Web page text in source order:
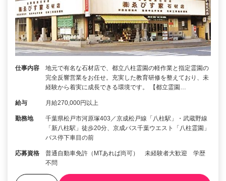
仕事内容
地元で有名な石材店で、都立八柱霊園の軽作業と指定霊園の
完全反響営業をお任せ。充実した教育研修を整えており、未
経験から着実に成長できる環境です。 【都立霊園…
給与 月給270,000円以上
勤務地
千葉県松戸市河原塚403／京成松戸線「八柱駅」・武蔵野線
「新八柱駅」徒歩20分、京成バス千葉ウエスト「八柱霊園」
バス停下車目の前
応募資格
普通自動車免許（MTあれば尚可） 未経験者大歓迎 学歴
不問